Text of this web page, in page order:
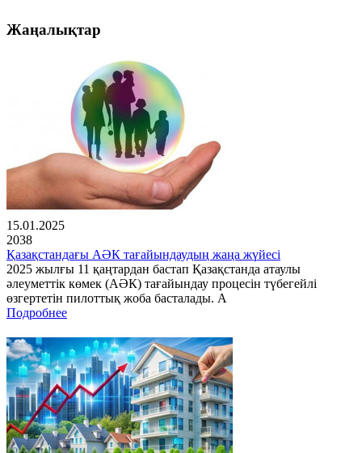
Жаңалықтар
15.01.2025
2038
Қазақстандағы АӘК тағайындаудың жаңа жүйесі
2025 жылғы 11 қаңтардан бастап Қазақстанда атаулы
әлеуметтік көмек (АӘК) тағайындау процесін түбегейлі
өзгертетін пилоттық жоба басталады. А
Подробнее